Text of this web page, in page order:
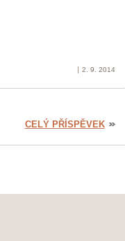
2. 9. 2014
CELÝ PŘÍSPĚVEK